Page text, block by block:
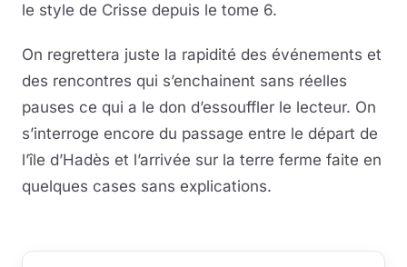
le style de Crisse depuis le tome 6.
On regrettera juste la rapidité des événements et
des rencontres qui s’enchainent sans réelles
pauses ce qui a le don d’essouffler le lecteur. On
s’interroge encore du passage entre le départ de
l’île d’Hadès et l’arrivée sur la terre ferme faite en
quelques cases sans explications.